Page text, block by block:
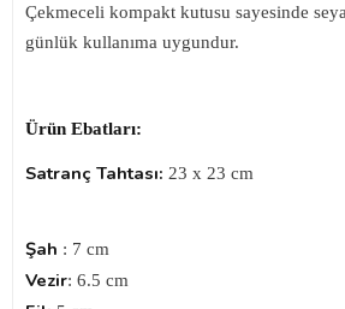
Çekmeceli kompakt kutusu sayesinde
günlük kullanıma uygundur.
Ürün Ebatları:
Satranç Tahtası: 23 x 23 cm
Şah : 7 cm
Vezir: 6.5 cm